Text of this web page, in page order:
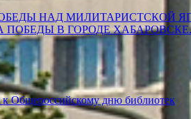
НАД МИЛИТАРИСТСКОЙ
В ГОРОДЕ ХАБАРОВСКЕ.
к Общероссийскому дню библиотек